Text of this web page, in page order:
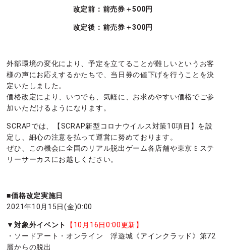
改定前：前売券＋500円
改定後：前売券＋300円
外部環境の変化により、予定を立てることが難しいというお客
様の声にお応えするかたちで、当日券の値下げを行うことを決
定いたしました。
価格改定により、いつでも、気軽に、お求めやすい価格でご参
加いただけるようになります。
SCRAPでは、【SCRAP新型コロナウイルス対策10項目】を設
定し、細心の注意を払って運営に努めております。
ぜひ、この機会に全国のリアル脱出ゲーム各店舗や東京ミステ
リーサーカスにお越しください。
■価格改定実施日
2021年10月15日(金)0:00
▼対象外イベント
【10月16日0:00更新】
・ソードアート・オンライン 浮遊城《アインクラッド》第72
層からの脱出